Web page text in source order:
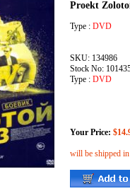
Proekt
Type : DVD
SKU: 134986
Stock No:
Type : DVD
Your Price:
will be shipped in